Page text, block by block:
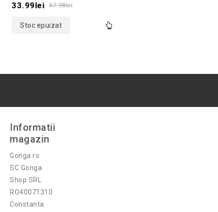
of 67.98lei
33.99lei
Stoc epuizat
Informatii
magazin
Gonga.ro
SC Gonga
Shop SRL
RO40071310
Constanta